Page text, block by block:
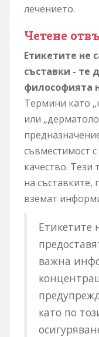
лечението.
Четене
Етикетите не
съставки - те
философията
Термини като
или
съвместимост
качество. Тези
на съставките,
вземат
Етикетите
важна
като по